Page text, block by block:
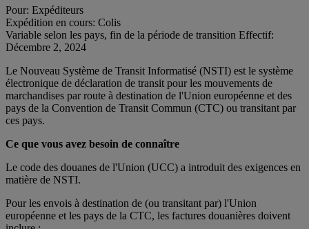
Pour: Expéditeurs
Expédition en cours: Colis
Variable selon les pays, fin de la période de transition Effectif:
Décembre 2, 2024
Le Nouveau Système de Transit Informatisé (NSTI) est le système
électronique de déclaration de transit pour les mouvements de
marchandises par route à destination de l'Union européenne et des
pays de la Convention de Transit Commun (CTC) ou transitant par
ces pays.
Ce que vous avez besoin de connaître
Le code des douanes de l'Union (UCC) a introduit des exigences en
matière de NSTI.
Pour les envois à destination de (ou transitant par) l'Union
européenne et les pays de la CTC, les factures douanières doivent